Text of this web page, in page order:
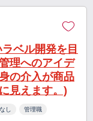
ベル開発を目
理へのアイデ
の介入が商品
見えます。)
し 管理職